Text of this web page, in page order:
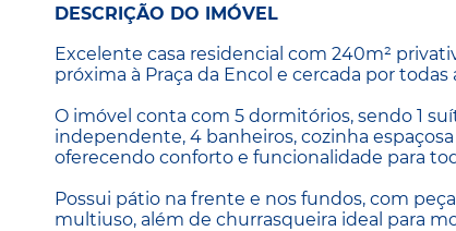
DESCRIÇÃO DO IMÓVEL
Excelente casa residencial com 240m²
próxima à Praça da Encol e cercada por
O imóvel conta com 5 dormitórios, sendo 1
independente, 4 banheiros, cozinha
oferecendo conforto e funcionalidade para
Possui pátio na frente e nos fundos, com
multiuso, além de churrasqueira ideal para